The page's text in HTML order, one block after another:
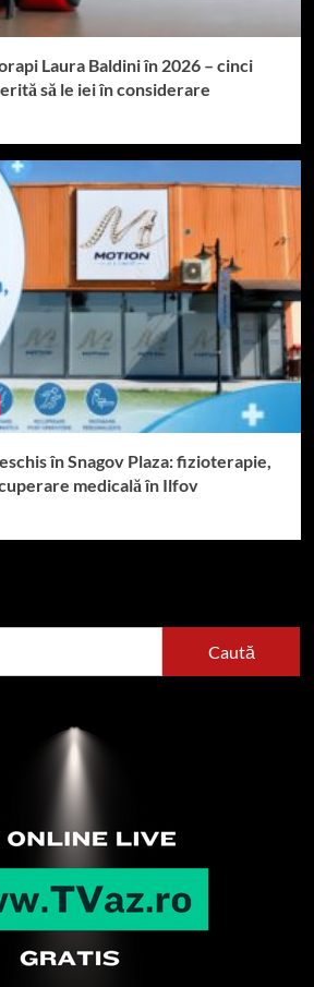
Laura Baldini în 2026 – cinci
să le iei în considerare
în Snagov Plaza: fizioterapie,
medicală în Ilfov
Caută